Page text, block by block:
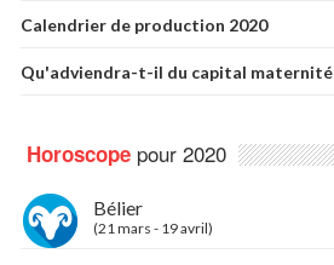
Calendrier de production 2020
Qu'adviendra-t-il du capital maternité
Horoscope pour 2020
Bélier
(21 mars - 19 avril)